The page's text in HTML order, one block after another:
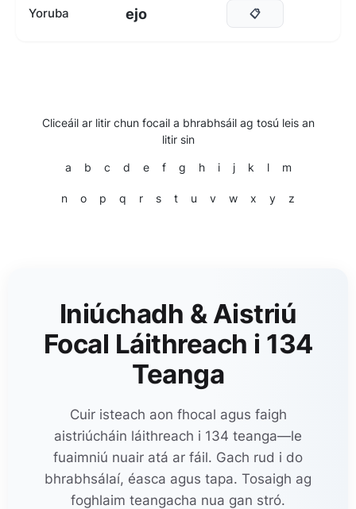
Yoruba ejo 📋
Cliceáil ar litir chun focail a bhrabhsáil ag tosú leis an
litir sin
a b c d e f g h i j k l m
n o p q r s t u v w x y z
Iniúchadh & Aistriú
Focal Láithreach i 134
Teanga
Cuir isteach aon fhocal agus faigh
aistriúcháin láithreach i 134 teanga—le
fuaimniú nuair atá ar fáil. Gach rud i do
bhrabhsálaí, éasca agus tapa. Tosaigh ag
foghlaim teangacha nua gan stró.